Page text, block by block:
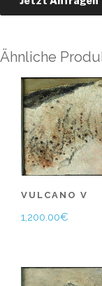
Ähnliche
VULCANO V
1,200.00€